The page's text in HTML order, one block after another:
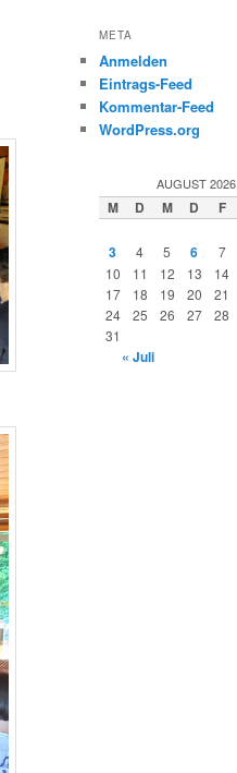
META
Anmelden
Eintrags-Feed
Kommentar-Feed
WordPress.org
AUGUST 2026
M D M D F
3 4 5 6 7
10
11 12 13 14
17
18 19 20 21
24
25 26 27 28
31
« Juli